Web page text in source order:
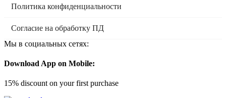
Политика конфиденциальности
Согласие на обработку ПД
Мы в социальных сетях:
Download App on Mobile:
15% discount on your first purchase